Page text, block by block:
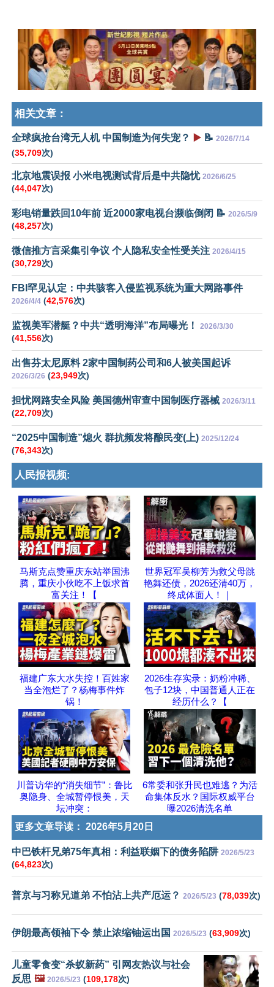
相关文章：
全球疯抢台湾无人机 中国制造为何失宠？ ▶️ 📝 2026/7/14
(35,709次)
北京地震误报 小米电视测试背后是中共隐忧 2026/6/25
(44,047次)
彩电销量跌回10年前 近2000家电视台濒临倒闭 📝 2026/5/9
(48,257次)
微信推方言采集引争议 个人隐私安全性受关注 2026/4/15
(30,729次)
FBI罕见认定：中共骇客入侵监视系统为重大网路事件
2026/4/4 (42,576次)
监视美军潜艇？中共“透明海洋”布局曝光！ 2026/3/30
(41,556次)
出售芬太尼原料 2家中国制药公司和6人被美国起诉
2026/3/26 (23,949次)
担忧网路安全风险 美国德州审查中国制医疗器械 2026/3/11
(22,709次)
“2025中国制造”熄火 群抗频发将酿民变(上) 2025/12/24
(76,343次)
人民报视频:
马斯克点赞重庆东站举国沸
腾，重庆小伙吃不上饭求首
富关注！【
世界冠军吴柳芳为救父母跳
艳舞还债，2026还清40万，
终成体面人！｜
福建广东大水失控！百姓家
当全泡烂了？杨梅事件炸
锅！
2026生存实录：奶粉冲稀、
包子12块，中国普通人正在
经历什么？【
川普访华的“消失细节”：鲁比
奥隐身、全城暂停恨美，天
坛冲突：
6常委和张升民也难逃？为活
命集体反水？国际权威平台
曝2026清洗名单
更多文章导读： 2026年5月20日
中巴铁杆兄弟75年真相：利益联姻下的债务陷阱 2026/5/23
(64,823次)
普京与习称兄道弟 不怕沾上共产厄运？ 2026/5/23 (78,039次)
伊朗最高领袖下令 禁止浓缩铀运出国 2026/5/23 (63,909次)
儿童零食变“杀蚁新药” 引网友热议与社会
反思 🖼️ 2026/5/23 (109,178次)